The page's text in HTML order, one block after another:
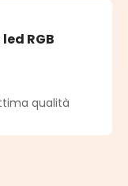
RGB
qualità